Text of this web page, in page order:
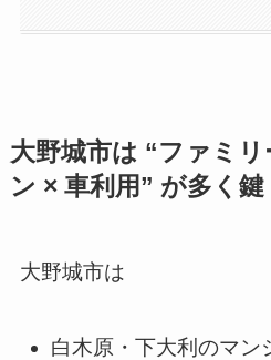
大野城市は “ファミ
ン × 車利用” が多く
大野城市は
白木原・下大利のマン